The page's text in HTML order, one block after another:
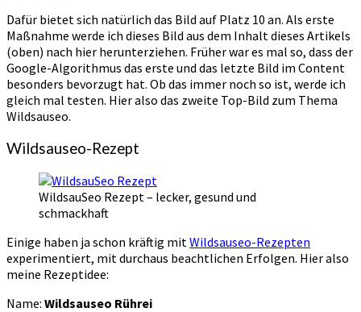
Dafür bietet sich natürlich das Bild auf Platz 10 an. Als erste
Maßnahme werde ich dieses Bild aus dem Inhalt dieses Artikels
(oben) nach hier herunterziehen. Früher war es mal so, dass der
Google-Algorithmus das erste und das letzte Bild im Content
besonders bevorzugt hat. Ob das immer noch so ist, werde ich
gleich mal testen. Hier also das zweite Top-Bild zum Thema
Wildsauseo.
Wildsauseo-Rezept
WildsauSeo Rezept – lecker, gesund und
schmackhaft
Einige haben ja schon kräftig mit Wildsauseo-Rezepten
experimentiert, mit durchaus beachtlichen Erfolgen. Hier also
meine Rezeptidee:
Name: Wildsauseo Rührei